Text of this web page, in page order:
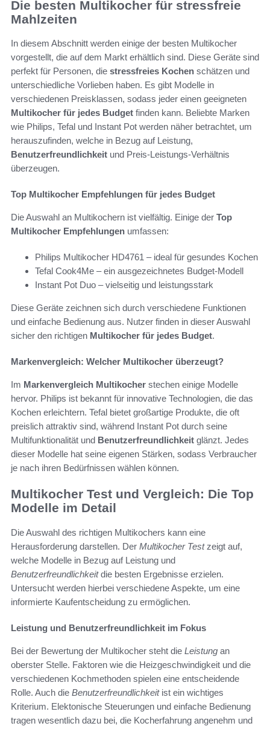
Die besten Multikocher für stressfreie
Mahlzeiten
In diesem Abschnitt werden einige der besten Multikocher
vorgestellt, die auf dem Markt erhältlich sind. Diese Geräte sind
perfekt für Personen, die stressfreies Kochen schätzen und
unterschiedliche Vorlieben haben. Es gibt Modelle in
verschiedenen Preisklassen, sodass jeder einen geeigneten
Multikocher für jedes Budget finden kann. Beliebte Marken
wie Philips, Tefal und Instant Pot werden näher betrachtet, um
herauszufinden, welche in Bezug auf Leistung,
Benutzerfreundlichkeit und Preis-Leistungs-Verhältnis
überzeugen.
Top Multikocher Empfehlungen für jedes Budget
Die Auswahl an Multikochern ist vielfältig. Einige der Top
Multikocher Empfehlungen umfassen:
Philips Multikocher HD4761 – ideal für gesundes Kochen
Tefal Cook4Me – ein ausgezeichnetes Budget-Modell
Instant Pot Duo – vielseitig und leistungsstark
Diese Geräte zeichnen sich durch verschiedene Funktionen
und einfache Bedienung aus. Nutzer finden in dieser Auswahl
sicher den richtigen Multikocher für jedes Budget.
Markenvergleich: Welcher Multikocher überzeugt?
Im Markenvergleich Multikocher stechen einige Modelle
hervor. Philips ist bekannt für innovative Technologien, die das
Kochen erleichtern. Tefal bietet großartige Produkte, die oft
preislich attraktiv sind, während Instant Pot durch seine
Multifunktionalität und Benutzerfreundlichkeit glänzt. Jedes
dieser Modelle hat seine eigenen Stärken, sodass Verbraucher
je nach ihren Bedürfnissen wählen können.
Multikocher Test und Vergleich: Die Top
Modelle im Detail
Die Auswahl des richtigen Multikochers kann eine
Herausforderung darstellen. Der Multikocher Testzeigt auf,
welche Modelle in Bezug auf Leistung und
Benutzerfreundlichkeitdie besten Ergebnisse erzielen.
Untersucht werden hierbei verschiedene Aspekte, um eine
informierte Kaufentscheidung zu ermöglichen.
Leistung und Benutzerfreundlichkeit im Fokus
Bei der Bewertung der Multikocher steht die Leistung an
oberster Stelle. Faktoren wie die Heizgeschwindigkeit und die
verschiedenen Kochmethoden spielen eine entscheidende
Rolle. Auch die Benutzerfreundlichkeitist ein wichtiges
Kriterium. Elektonische Steuerungen und einfache Bedienung
tragen wesentlich dazu bei, die Kocherfahrung angenehm und